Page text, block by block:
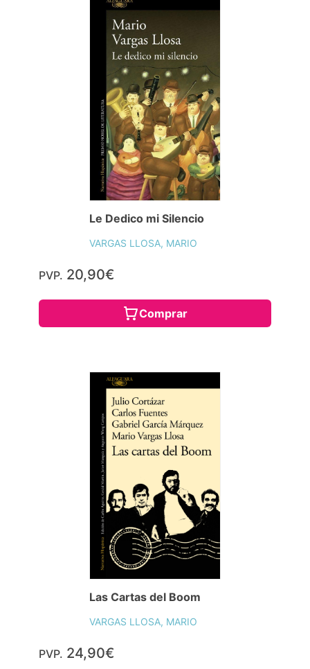
Le Dedico mi Silencio
VARGAS LLOSA, MARIO
PVP. 20,90€
Comprar
Las Cartas del Boom
VARGAS LLOSA, MARIO
PVP. 24,90€